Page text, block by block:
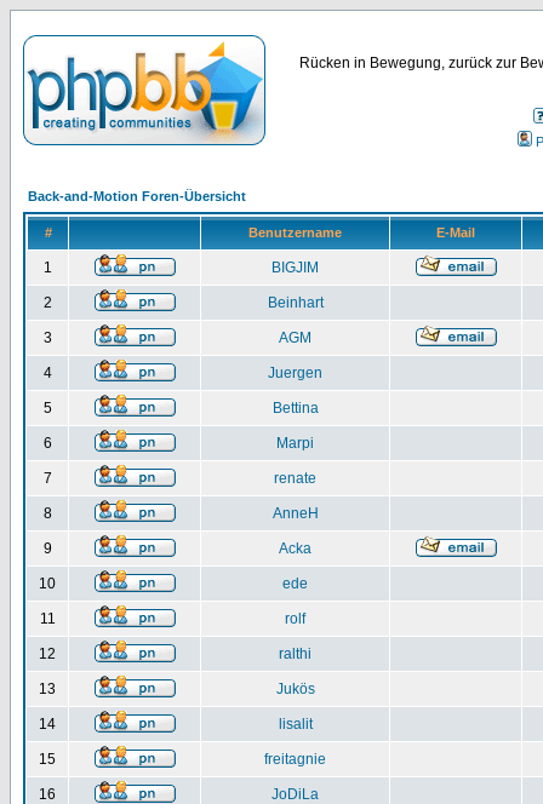
Rücken in Bewegung, zurück zur
Back-and-Motion Foren-Übersicht
# Benutzername E-Mail
1 BIGJIM
2 Beinhart
3 AGM
4 Juergen
5 Bettina
6 Marpi
7 renate
8 AnneH
9 Acka
10 ede
11 rolf
12 ralthi
13 Jukös
14 lisalit
15 freitagnie
16 JoDiLa